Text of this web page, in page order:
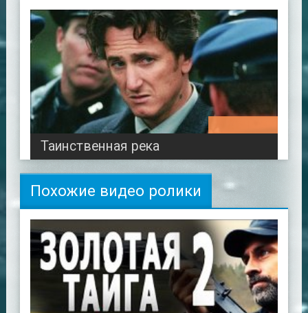
Таинственная река
Похожие видео ролики